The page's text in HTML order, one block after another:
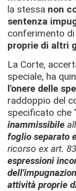
la stessa non
sentenza
conferimento
proprie di altri
La Corte,
speciale, ha
l'onere delle
raddoppio del
specificato che "
inammissibile
foglio separato
ricorso ex art.
espressioni
attività proprie